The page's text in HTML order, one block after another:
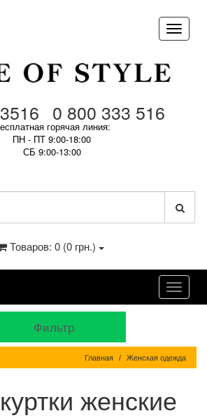
0 800 333 516
горячая линия:
ПН - ПТ 9:00-18:00
СБ 9:00-13:00
Товаров: 0 (0 грн.)
Фильтр
Главная Женская одежда
женские